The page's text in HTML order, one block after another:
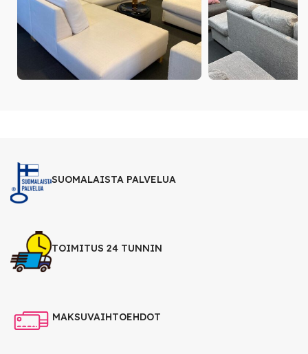
SUOMALAISTA PALVELUA
TOIMITUS 24 TUNNIN
MAKSUVAIHTOEHDOT